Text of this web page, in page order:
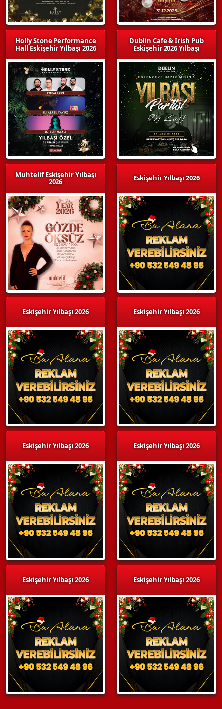
Holly Stone Performance
Hall Eskişehir Yılbaşı 2026
Muhtelif Eskişehir Yılbaşı
2026
Eskişehir Yılbaşı 2026
Eskişehir Yılbaşı 2026
Eskişehir Yılbaşı 2026
Dublin Cafe & Irish Pub
Eskişehir 2026 Yılbaşı
Eskişehir Yılbaşı 2026
Eskişehir Yılbaşı 2026
Eskişehir Yılbaşı 2026
Eskişehir Yılbaşı 2026